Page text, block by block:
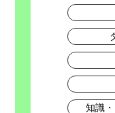
知識